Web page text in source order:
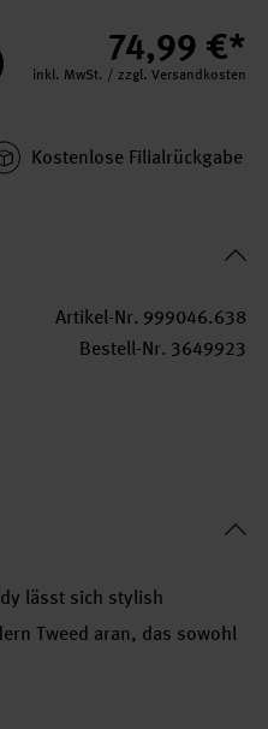
74,99 €*
inkl. MwSt. / zzgl. Versandkosten
Kosten­lose Filial­rückgabe
Artikel-Nr. 999046.638
Bestell-Nr. 3649923
lässt sich stylish
Tweed aran, das sowohl